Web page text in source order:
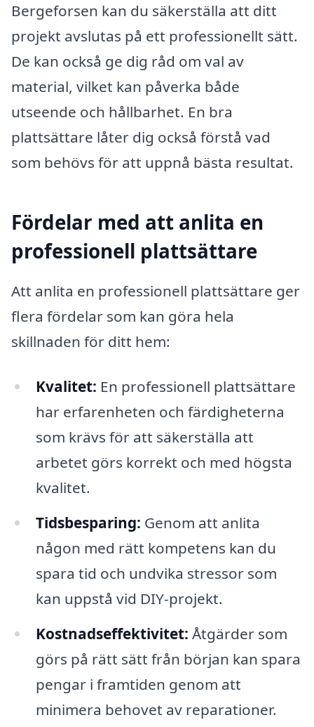
Bergeforsen kan du säkerställa att ditt
projekt avslutas på ett professionellt sätt.
De kan också ge dig råd om val av
material, vilket kan påverka både
utseende och hållbarhet. En bra
plattsättare låter dig också förstå vad
som behövs för att uppnå bästa resultat.
Fördelar med att anlita en
professionell plattsättare
Att anlita en professionell plattsättare ger
flera fördelar som kan göra hela
skillnaden för ditt hem:
Kvalitet: En professionell plattsättare
har erfarenheten och färdigheterna
som krävs för att säkerställa att
arbetet görs korrekt och med högsta
kvalitet.
Tidsbesparing: Genom att anlita
någon med rätt kompetens kan du
spara tid och undvika stressor som
kan uppstå vid DIY-projekt.
Kostnadseffektivitet: Åtgärder som
görs på rätt sätt från början kan spara
pengar i framtiden genom att
minimera behovet av reparationer.